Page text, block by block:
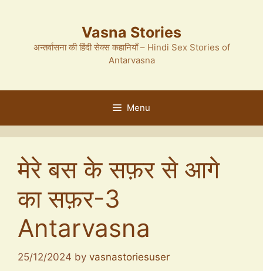
Vasna Stories
अन्तर्वासना की हिंदी सेक्स कहानियाँ – Hindi Sex Stories of
Antarvasna
Menu
मेरे बस के सफ़र से आगे
का सफ़र-3
Antarvasna
25/12/2024 by vasnastoriesuser